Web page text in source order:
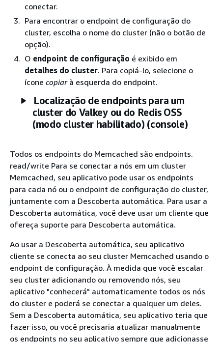
conectar.
Para encontrar o endpoint de configuração do
cluster, escolha o nome do cluster (não o botão de
opção).
O endpoint de configuração é exibido em
detalhes do cluster. Para copiá-lo, selecione o
ícone copiarà esquerda do endpoint.
Localização de endpoints para um
cluster do Valkey ou do Redis OSS
(modo cluster habilitado) (console)
Todos os endpoints do Memcached são endpoints.
read/write Para se conectar a nós em um cluster
Memcached, seu aplicativo pode usar os endpoints
para cada nó ou o endpoint de configuração do cluster,
juntamente com a Descoberta automática. Para usar a
Descoberta automática, você deve usar um cliente que
ofereça suporte para Descoberta automática.
Ao usar a Descoberta automática, seu aplicativo
cliente se conecta ao seu cluster Memcached usando o
endpoint de configuração. À medida que você escalar
seu cluster adicionando ou removendo nós, seu
aplicativo "conhecerá" automaticamente todos os nós
do cluster e poderá se conectar a qualquer um deles.
Sem a Descoberta automática, seu aplicativo teria que
fazer isso, ou você precisaria atualizar manualmente
os endpoints no seu aplicativo sempre que adicionasse